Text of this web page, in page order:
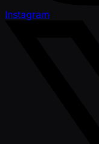
Instagram